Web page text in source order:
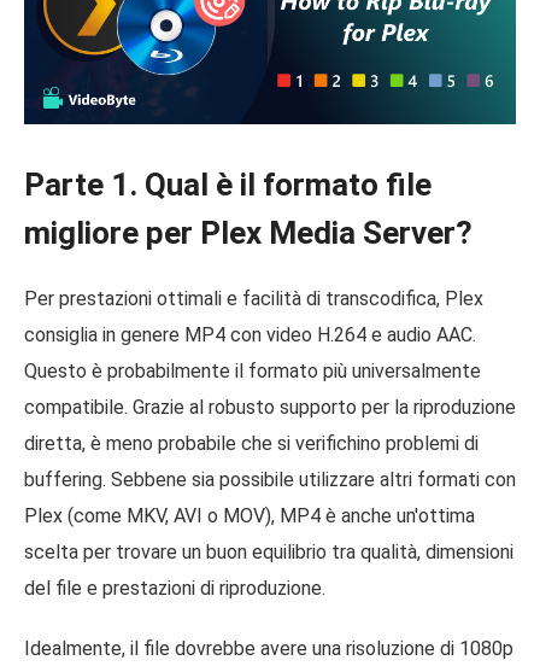
Parte 1. Qual è il formato file
migliore per Plex Media Server?
Per prestazioni ottimali e facilità di transcodifica, Plex
consiglia in genere MP4 con video H.264 e audio AAC.
Questo è probabilmente il formato più universalmente
compatibile. Grazie al robusto supporto per la riproduzione
diretta, è meno probabile che si verifichino problemi di
buffering. Sebbene sia possibile utilizzare altri formati con
Plex (come MKV, AVI o MOV), MP4 è anche un'ottima
scelta per trovare un buon equilibrio tra qualità, dimensioni
del file e prestazioni di riproduzione.
Idealmente, il file dovrebbe avere una risoluzione di 1080p